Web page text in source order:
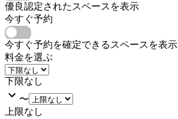
優良認定されたスペースを表示
今すぐ予約
今すぐ予約を確定できるスペースを表示
料金を選ぶ
下限なし
〜
上限なし